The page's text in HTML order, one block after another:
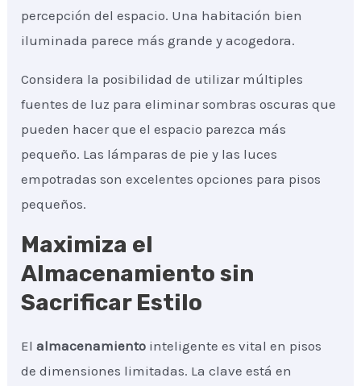
percepción del espacio. Una habitación bien
iluminada parece más grande y acogedora.
Considera la posibilidad de utilizar múltiples
fuentes de luz para eliminar sombras oscuras que
pueden hacer que el espacio parezca más
pequeño. Las lámparas de pie y las luces
empotradas son excelentes opciones para pisos
pequeños.
Maximiza el
Almacenamiento sin
Sacrificar Estilo
Elalmacenamiento inteligente es vital en pisos
de dimensiones limitadas. La clave está en